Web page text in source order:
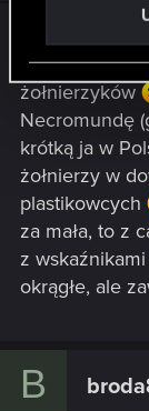
wydawać xxx
żołnierzyków
Necromundę
krótką ja w
żołnierzy w
plastikowcych
za mała, to z
z
okrągłe, ale
B